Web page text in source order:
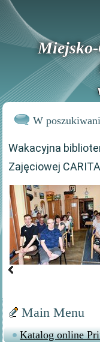
W
Wakacyjna
Zajęciowej
Main Menu
Katalog online